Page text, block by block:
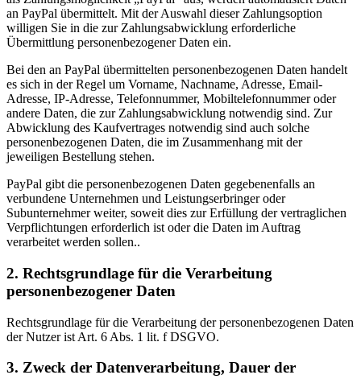
an PayPal übermittelt. Mit der Auswahl dieser Zahlungsoption
willigen Sie in die zur Zahlungsabwicklung erforderliche
Übermittlung personenbezogener Daten ein.
Bei den an PayPal übermittelten personenbezogenen Daten handelt
es sich in der Regel um Vorname, Nachname, Adresse, Email-
Adresse, IP-Adresse, Telefonnummer, Mobiltelefonnummer oder
andere Daten, die zur Zahlungsabwicklung notwendig sind. Zur
Abwicklung des Kaufvertrages notwendig sind auch solche
personenbezogenen Daten, die im Zusammenhang mit der
jeweiligen Bestellung stehen.
PayPal gibt die personenbezogenen Daten gegebenenfalls an
verbundene Unternehmen und Leistungserbringer oder
Subunternehmer weiter, soweit dies zur Erfüllung der vertraglichen
Verpflichtungen erforderlich ist oder die Daten im Auftrag
verarbeitet werden sollen..
2. Rechtsgrundlage für die Verarbeitung
personenbezogener Daten
Rechtsgrundlage für die Verarbeitung der personenbezogenen Daten
der Nutzer ist Art. 6 Abs. 1 lit. f DSGVO.
3. Zweck der Datenverarbeitung, Dauer der